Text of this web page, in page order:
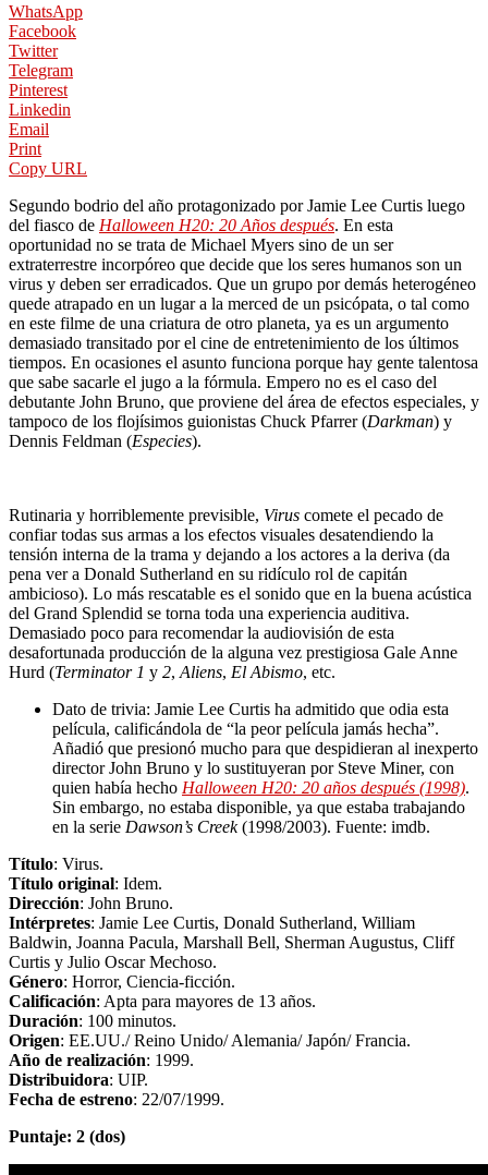
WhatsApp
Facebook
Twitter
Telegram
Pinterest
Linkedin
Email
Print
Copy URL
Segundo bodrio del año protagonizado por Jamie Lee Curtis luego
del fiasco de Halloween H20: 20 Años después. En esta
oportunidad no se trata de Michael Myers sino de un ser
extraterrestre incorpóreo que decide que los seres humanos son un
virus y deben ser erradicados. Que un grupo por demás heterogéneo
quede atrapado en un lugar a la merced de un psicópata, o tal como
en este filme de una criatura de otro planeta, ya es un argumento
demasiado transitado por el cine de entretenimiento de los últimos
tiempos. En ocasiones el asunto funciona porque hay gente talentosa
que sabe sacarle el jugo a la fórmula. Empero no es el caso del
debutante John Bruno, que proviene del área de efectos especiales, y
tampoco de los flojísimos guionistas Chuck Pfarrer (Darkman) y
Dennis Feldman (Especies).
Rutinaria y horriblemente previsible, Virus comete el pecado de
confiar todas sus armas a los efectos visuales desatendiendo la
tensión interna de la trama y dejando a los actores a la deriva (da
pena ver a Donald Sutherland en su ridículo rol de capitán
ambicioso). Lo más rescatable es el sonido que en la buena acústica
del Grand Splendid se torna toda una experiencia auditiva.
Demasiado poco para recomendar la audiovisión de esta
desafortunada producción de la alguna vez prestigiosa Gale Anne
Hurd (Terminator 1 y 2, Aliens, El Abismo, etc.
Dato de trivia: Jamie Lee Curtis ha admitido que odia esta
película, calificándola de “la peor película jamás hecha”.
Añadió que presionó mucho para que despidieran al inexperto
director John Bruno y lo sustituyeran por Steve Miner, con
quien había hecho Halloween H20: 20 años después (1998).
Sin embargo, no estaba disponible, ya que estaba trabajando
en la serie Dawson’s Creek(1998/2003). Fuente: imdb.
Título: Virus.
Título original: Idem.
Dirección: John Bruno.
Intérpretes: Jamie Lee Curtis, Donald Sutherland, William
Baldwin, Joanna Pacula, Marshall Bell, Sherman Augustus, Cliff
Curtis y Julio Oscar Mechoso.
Género: Horror, Ciencia-ficción.
Calificación: Apta para mayores de 13 años.
Duración: 100 minutos.
Origen: EE.UU./ Reino Unido/ Alemania/ Japón/ Francia.
Año de realización: 1999.
Distribuidora: UIP.
Fecha de estreno: 22/07/1999.
Puntaje: 2 (dos)